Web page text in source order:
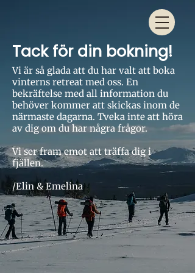
Tack för din bokning!
Vi är så glada att du har valt att boka
vinterns retreat med oss. En
bekräftelse med all information du
behöver kommer att skickas inom de
närmaste dagarna. Tveka inte att höra
av dig om du har några frågor.
Vi ser fram emot att träffa dig i
fjällen.
/Elin & Emelina